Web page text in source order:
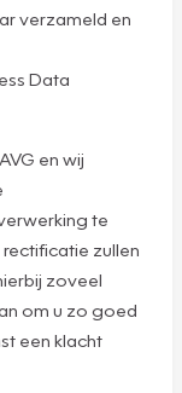
verzameld en
Data
en wij
te
zullen
zoveel
om u zo goed
een klacht